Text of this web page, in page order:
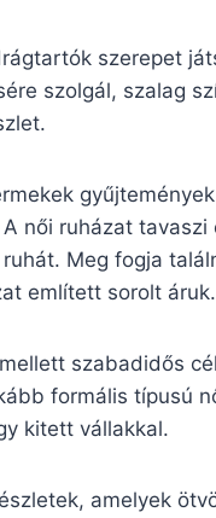
szerepet
szolgál, szalag
női ruházat
Meg fogja
említett sorolt áruk.
szabadidős
formális típusú
kitett vállakkal.
amelyek